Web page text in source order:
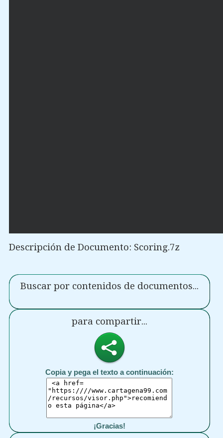
Descripción de Documento: Scoring.7z
Buscar por contenidos de documentos...
para compartir...
Copia y pega el texto a continuación:
¡Gracias!